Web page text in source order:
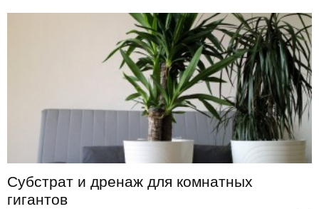
Субстрат и дренаж для комнатных
гигантов